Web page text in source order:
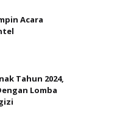
Acara
Tahun 2024,
Lomba